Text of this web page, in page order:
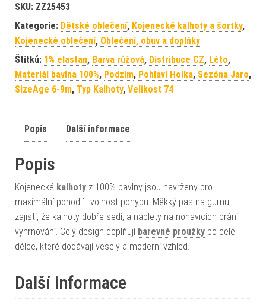
SKU: ZZ25453
Kategorie: Dětské oblečení, Kojenecké kalhoty a šortky,
Kojenecké oblečení, Oblečení, obuv a doplňky
Štítků: 1% elastan, Barva růžová, Distribuce CZ, Léto,
Materiál bavlna 100%, Podzim, Pohlaví Holka, Sezóna Jaro,
SizeAge 6-9m, Typ Kalhoty, Velikost 74
Popis Další informace
Popis
Kojenecké kalhoty z 100% bavlny jsou navrženy pro
maximální pohodlí i volnost pohybu. Měkký pas na gumu
zajistí, že kalhoty dobře sedí, a náplety na nohavicích brání
vyhrnování. Celý design doplňují barevné proužky po celé
délce, které dodávají veselý a moderní vzhled.
Další informace